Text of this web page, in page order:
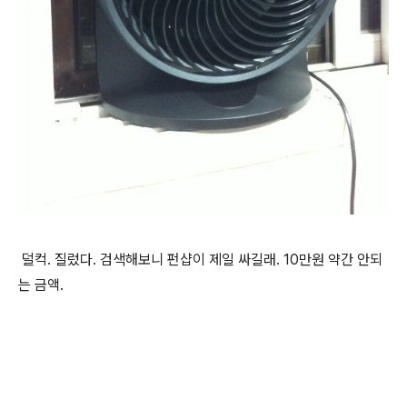
덜컥. 질렀다. 검색해보니 펀샵이 제일 싸길래. 10만원 약간 안되
는 금액.